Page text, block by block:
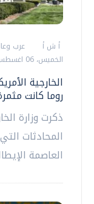
أ ش أ
عرب
الخميس، 06 اغسطس 2026 08:44 م
الخارجية
روما كانت
ذكرت وزارة
المحادثات
العاصمة